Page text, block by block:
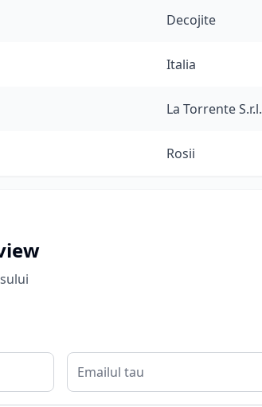
Decojite
Italia
La Torrente S.r.l.
Rosii